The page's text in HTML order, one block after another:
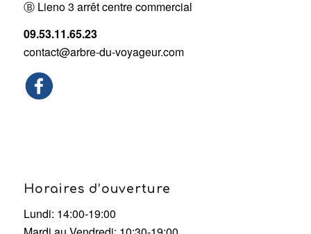
Ⓑ Lieno 3 arrêt centre commercial
09.53.11.65.23
contact@arbre-du-voyageur.com
Horaires d’ouverture
Lundi: 14:00-19:00